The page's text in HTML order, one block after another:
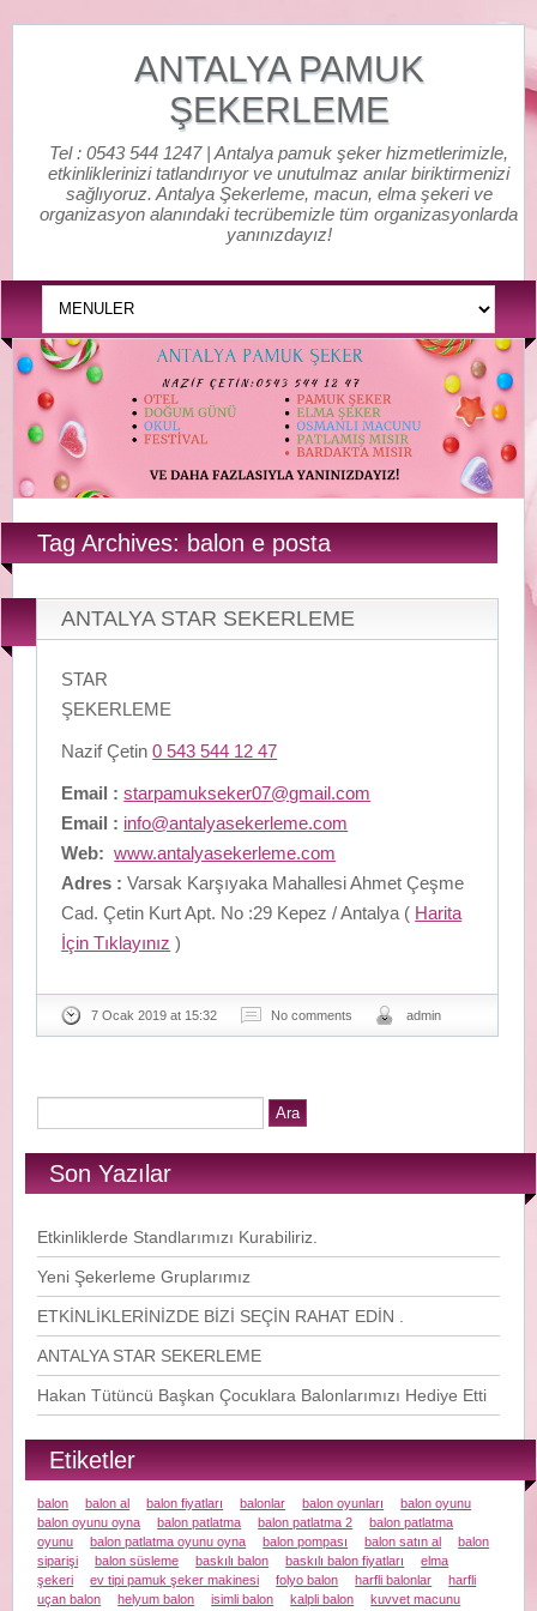
ANTALYA PAMUK
ŞEKERLEME
Tel : 0543 544 1247 | Antalya pamuk şeker hizmetlerimizle,
etkinliklerinizi tatlandırıyor ve unutulmaz anılar biriktirmenizi
sağlıyoruz. Antalya Şekerleme, macun, elma şekeri ve
organizasyon alanındaki tecrübemizle tüm organizasyonlarda
yanınızdayız!
Tag Archives: balon e posta
ANTALYA STAR SEKERLEME
STAR
ŞEKERLEME
Nazif Çetin0 543 544 12 47
Email : starpamukseker07@gmail.com
Email : info@antalyasekerleme.com
Web: www.antalyasekerleme.com
Adres : Varsak Karşıyaka Mahallesi Ahmet Çeşme
Cad. Çetin Kurt Apt. No :29 Kepez / Antalya ( Harita
İçin Tıklayınız )
7 Ocak 2019 at 15:32 No comments admin
Son Yazılar
Etkinliklerde Standlarımızı Kurabiliriz.
Yeni Şekerleme Gruplarımız
ETKİNLİKLERİNİZDE BİZİ SEÇİN RAHAT EDİN .
ANTALYA STAR SEKERLEME
Hakan Tütüncü Başkan Çocuklara Balonlarımızı Hediye Etti
Etiketler
balon balon al balon fiyatları balonlar balon oyunları
balon oyunu
balon oyunu oyna
balon patlatma balon patlatma 2
balon patlatma
oyunu
balon patlatma oyunu oyna balon pompası balon satın al
balon
siparişi
balon süsleme baskılı balon baskılı balon fiyatları
elma
şekeri
ev tipi pamuk şeker makinesi folyo balon harfli balonlar
harfli
uçan balon
helyum balon isimli balon kalpli balon
kuvvet macunu